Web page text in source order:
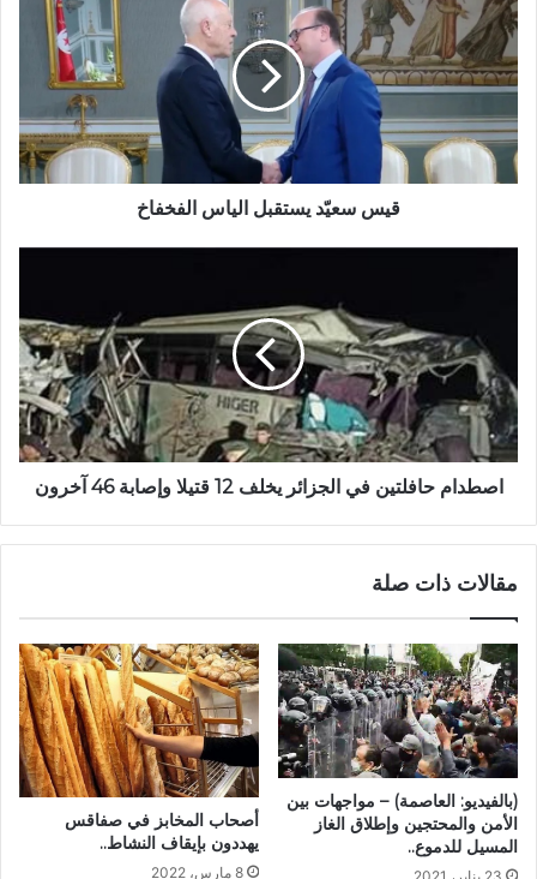
قيس سعيّد يستقبل الياس الفخفاخ
اصطدام حافلتين في الجزائر يخلف 12 قتيلا وإصابة 46 آخرون
مقالات ذات صلة
(بالفيديو: العاصمة) – مواجهات بين
الأمن والمحتجين وإطلاق الغاز
المسيل للدموع..
أصحاب المخابز في صفاقس
يهددون بإيقاف النشاط..
8 مارس، 2022